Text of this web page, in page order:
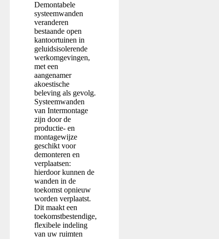
Demontabele
systeemwanden
veranderen
bestaande open
kantoortuinen in
geluidsisolerende
werkomgevingen,
met een
aangenamer
akoestische
beleving als gevolg.
Systeemwanden
van Intermontage
zijn door de
productie- en
montagewijze
geschikt voor
demonteren en
verplaatsen:
hierdoor kunnen de
wanden in de
toekomst opnieuw
worden verplaatst.
Dit maakt een
toekomstbestendige,
flexibele indeling
van uw ruimten